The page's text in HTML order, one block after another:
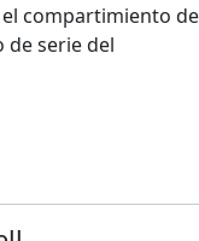
compartimiento de
serie del